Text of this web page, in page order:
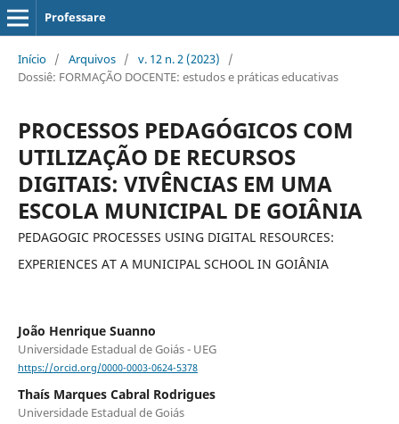
Professare
Início / Arquivos / v. 12 n. 2 (2023)
/
Dossiê: FORMAÇÃO DOCENTE: estudos e práticas educativas
PROCESSOS PEDAGÓGICOS COM
UTILIZAÇÃO DE RECURSOS
DIGITAIS: VIVÊNCIAS EM UMA
ESCOLA MUNICIPAL DE GOIÂNIA
PEDAGOGIC PROCESSES USING DIGITAL RESOURCES:
EXPERIENCES AT A MUNICIPAL SCHOOL IN GOIÂNIA
João Henrique Suanno
Universidade Estadual de Goiás - UEG
https://orcid.org/0000-0003-0624-5378
Thaís Marques Cabral Rodrigues
Universidade Estadual de Goiás